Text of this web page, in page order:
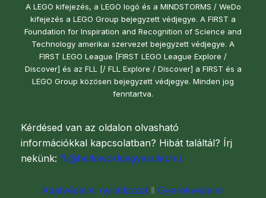
A LEGO kifejezés, a LEGO logó és a MINDSTORMS / WeDo
kifejezés a LEGO Group bejegyzett védjegye. A FIRST a
Foundation for Inspiration and Recognition of Science and
Technology amerikai szervezet bejegyzett védjegye. A
FIRST LEGO League [FIRST LEGO League Explore /
Discover] és az FLL [/ FLL Explore / Discover] a FIRST és a
LEGO Group közösen bejegyzett védjegye. Minden jog
fenntartva.
Kérdésed van az oldalon olvasható
információkkal kapcsolatban? Hibát találtál? Írj
nekünk: fll@helloworldegyesulet.hu
Adatvédelmi nyilatkozat ‖ Gyerekvédelmi